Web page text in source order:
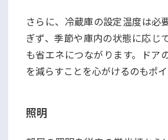
さらに、冷蔵庫の設定温度は必
ぎず、季節や庫内の状態に応じ
も省エネにつながります。ドア
を減らすことを心がけるのもポイ
照明